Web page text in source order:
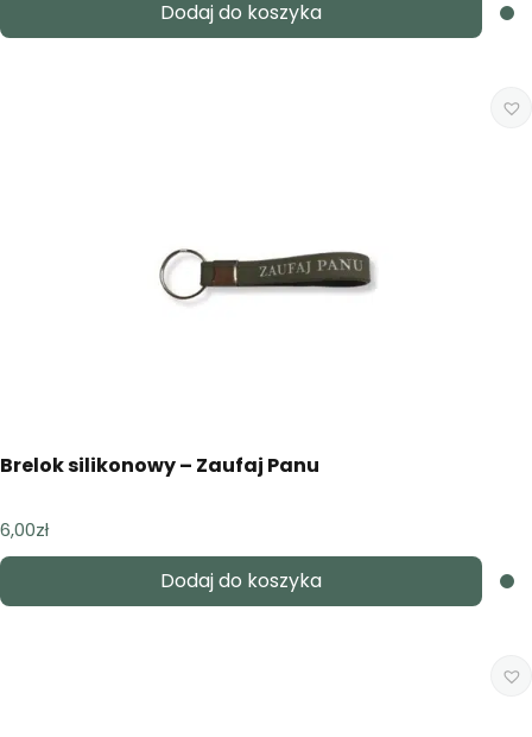
Dodaj do koszyka
Brelok silikonowy – Zaufaj Panu
6,00zł
Dodaj do koszyka